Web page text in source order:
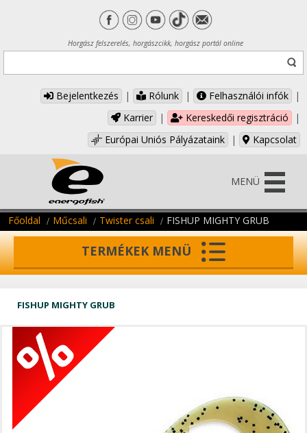
Horgász felszerelés, horgászcikk, horgász portál online
Bejelentkezés | Rólunk | Felhasználói infók
|
Karrier
| Kereskedői regisztráció
|
Európai Uniós Pályázataink
| Kapcsolat
MENÜ
Főoldal Műcsali Twister csali FISHUP MIGHTY GRUB
TERMÉKEK MENÜ
FISHUP MIGHTY GRUB